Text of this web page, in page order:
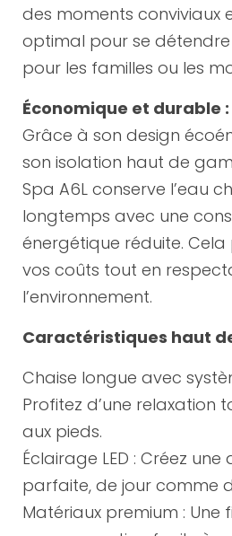
des moments conviviaux
optimal pour se
pour les familles ou les
Économique et durable :
Grâce à son design
son isolation haut de
Spa A6L conserve l’eau
longtemps avec une
énergétique réduite.
vos coûts tout en
l’environnement.
Caractéristiques haut
Chaise longue avec
Profitez d’une relaxation
aux pieds.
Éclairage LED : Créez
parfaite, de jour comme
Matériaux premium : Une